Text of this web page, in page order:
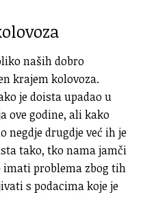
naših dobro
krajem kolovoza.
je doista upadao u
ove godine, ali kako
negdje drugdje već ih je
tako, tko nama jamči
imati problema zbog tih
s podacima koje je